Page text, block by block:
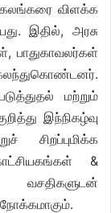
விளக்க
இதில், அரசு
பாதுகாவலர்கள்
மற்றும்
இந்நிகழ்வு
சிறப்புமிக்க
&